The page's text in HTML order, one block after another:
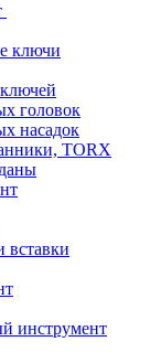
ключи
головок
насадок
TORX
вставки
инструмент